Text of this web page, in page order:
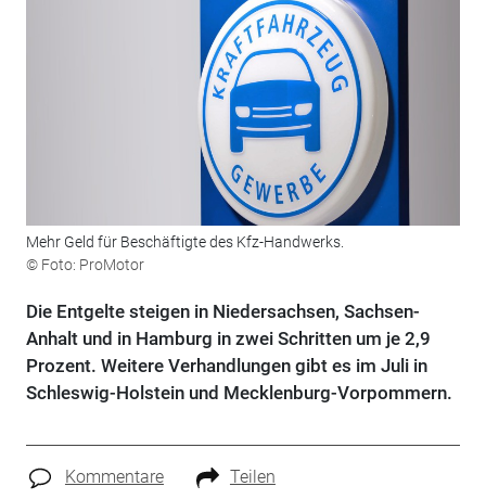
Mehr Geld für Beschäftigte des Kfz-Handwerks.
© Foto: ProMotor
Die Entgelte steigen in Niedersachsen, Sachsen-
Anhalt und in Hamburg in zwei Schritten um je 2,9
Prozent. Weitere Verhandlungen gibt es im Juli in
Schleswig-Holstein und Mecklenburg-Vorpommern.
Kommentare Teilen